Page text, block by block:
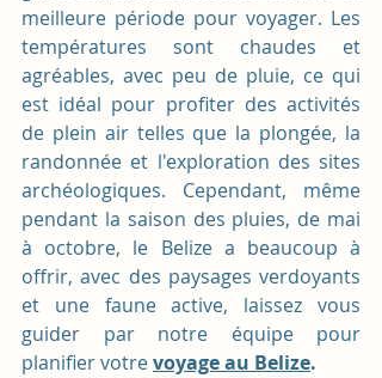
meilleure période pour voyager. Les
températures sont chaudes et
agréables, avec peu de pluie, ce qui
est idéal pour profiter des activités
de plein air telles que la plongée, la
randonnée et l'exploration des sites
archéologiques. Cependant, même
pendant la saison des pluies, de mai
à octobre, le Belize a beaucoup à
offrir, avec des paysages verdoyants
et une faune active, laissez vous
guider par notre équipe pour
planifier votre voyage au Belize.